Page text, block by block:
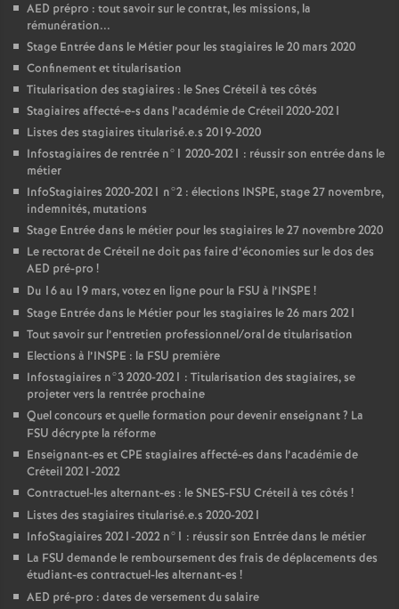
AED prépro : tout savoir sur le contrat, les missions, la
rémunération...
Stage Entrée dans le Métier pour les stagiaires le 20 mars 2020
Confinement et titularisation
Titularisation des stagiaires : le Snes Créteil à tes côtés
Stagiaires affecté-e-s dans l’académie de Créteil 2020-2021
Listes des stagiaires titularisé.e.s 2019-2020
Infostagiaires de rentrée n°1 2020-2021 : réussir son entrée dans le
métier
InfoStagiaires 2020-2021 n°2 : élections INSPE, stage 27 novembre,
indemnités, mutations
Stage Entrée dans le métier pour les stagiaires le 27 novembre 2020
Le rectorat de Créteil ne doit pas faire d’économies sur le dos des
AED pré-pro !
Du 16 au 19 mars, votez en ligne pour la FSU à l’INSPE !
Stage Entrée dans le Métier pour les stagiaires le 26 mars 2021
Tout savoir sur l’entretien professionnel/oral de titularisation
Elections à l’INSPE : la FSU première
Infostagiaires n°3 2020-2021 : Titularisation des stagiaires, se
projeter vers la rentrée prochaine
Quel concours et quelle formation pour devenir enseignant? La
FSU décrypte la réforme
Enseignant-es etCPE stagiaires affecté-es dans l’académie de
Créteil 2021-2022
Contractuel-les alternant-es : leSNES-FSU Créteil à tes côtés !
Listes des stagiaires titularisé.e.s 2020-2021
InfoStagiaires 2021-2022 n°1 : réussir son Entrée dans le métier
La FSU demande le remboursement des frais de déplacements des
étudiant-es contractuel-les alternant-es !
AED pré-pro : dates de versement du salaire